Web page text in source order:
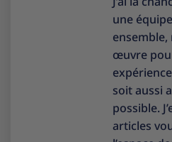
une
œuvre
soit aussi
possible.
articles